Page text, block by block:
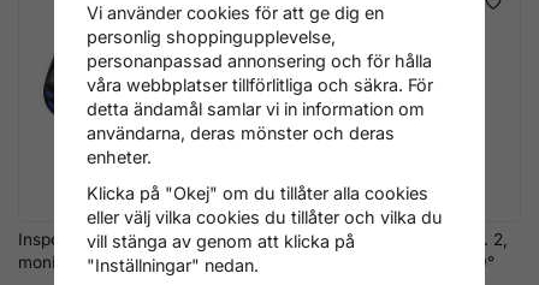
Inspektionskamera med LCD-
monitor, Kamera Ø 5,5 mm
Endoskopfärgkamera Gen. 2,
Ø4 mm kamerahuvud, 210°
Vi använder cookies för att ge dig en
personlig shoppingupplevelse,
personanpassad annonsering och för hålla
våra webbplatser tillförlitliga och säkra. För
detta ändamål samlar vi in information om
användarna, deras mönster och deras
enheter.
Klicka på "Okej" om du tillåter alla cookies
eller välj vilka cookies du tillåter och vilka du
vill stänga av genom att klicka på
"Inställningar" nedan.